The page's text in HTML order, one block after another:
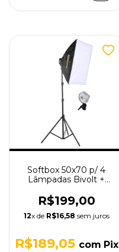
Softbox 50x70 p/ 4
Lâmpadas Bivolt +
R$199,00
12x de R$16,58 sem juros
R$189,05 com Pix